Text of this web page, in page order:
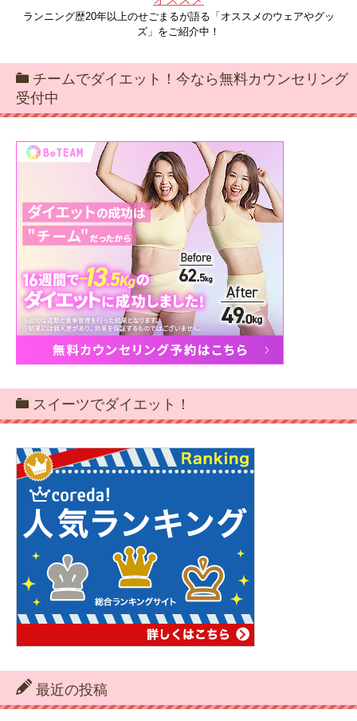
ランニング歴20年以上のせごまるが語る「オススメのウェアやグッ
ズ」をご紹介中！
チームでダイエット！今なら無料カウンセリング
受付中
スイーツでダイエット！
最近の投稿